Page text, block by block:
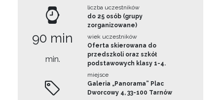
90 min
min.
liczba uczestników
do 25 osób (grupy
zorganizowane)
wiek uczestników
Oferta skierowana do
przedszkoli oraz szkół
podstawowych klasy 1-4.
miejsce
Galeria „Panorama” Plac
Dworcowy 4, 33-100 Tarnów